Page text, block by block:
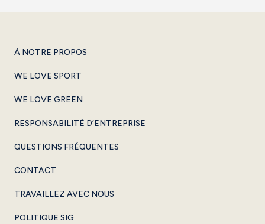
À NOTRE PROPOS
WE LOVE SPORT
WE LOVE GREEN
RESPONSABILITÉ D’ENTREPRISE
QUESTIONS FRÉQUENTES
CONTACT
TRAVAILLEZ AVEC NOUS
POLITIQUE SIG